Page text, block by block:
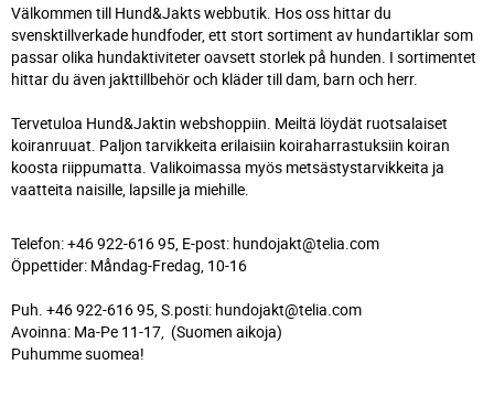
Välkommen till Hund&Jakts webbutik. Hos oss hittar du
svensktillverkade hundfoder, ett stort sortiment av hundartiklar som
passar olika hundaktiviteter oavsett storlek på hunden. I sortimentet
hittar du även jakttillbehör och kläder till dam, barn och herr.
Tervetuloa Hund&Jaktin webshoppiin. Meiltä löydät ruotsalaiset
koiranruuat. Paljon tarvikkeita erilaisiin koiraharrastuksiin koiran
koosta riippumatta. Valikoimassa myös metsästystarvikkeita ja
vaatteita naisille, lapsille ja miehille.
Telefon: +46 922-616 95, E-post: hundojakt@telia.com
Öppettider: Måndag-Fredag, 10-16
Puh. +46 922-616 95, S.posti: hundojakt@telia.com
Avoinna: Ma-Pe 11-17, (Suomen aikoja)
Puhumme suomea!